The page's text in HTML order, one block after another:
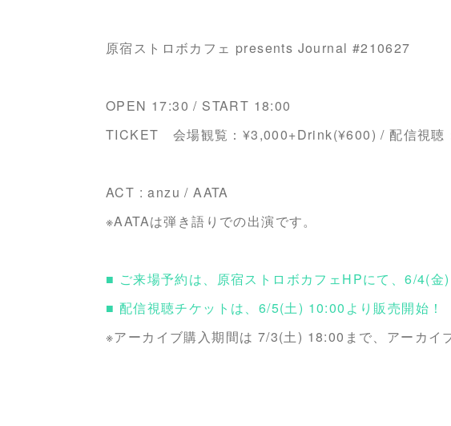
原宿ストロボカフェ presents Journal #210627
OPEN 17:30 / START 18:00
TICKET 会場観覧：¥3,000+Drink(¥600) / 配信視聴
ACT : anzu / AATA
※AATAは弾き語りでの出演です。
■ ご来場予約は、原宿ストロボカフェHPにて、6/4(金
■ 配信視聴チケットは、6/5(土) 10:00より販売開始！
※アーカイブ購入期間は 7/3(土) 18:00まで、アーカ